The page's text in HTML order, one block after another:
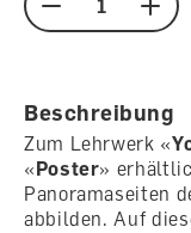
Menge
Beschreibung
Zum Lehrwerk «
«Poster»
Panoramaseiten
abbilden. Auf